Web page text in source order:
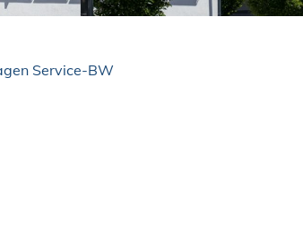
Service-BW